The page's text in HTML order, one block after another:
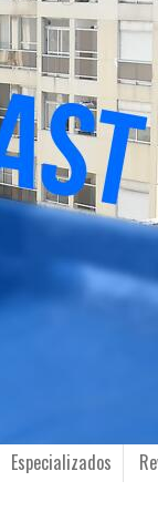
Especializados